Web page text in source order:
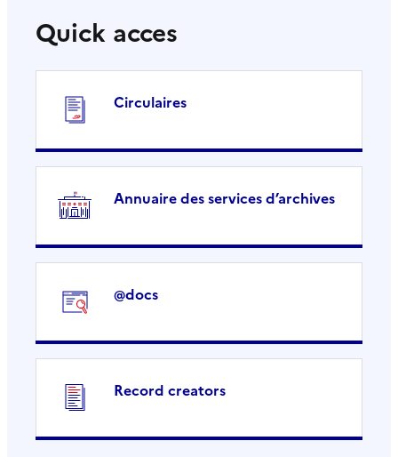
Quick acces
Circulaires
Annuaire des services d’archives
@docs
Record creators